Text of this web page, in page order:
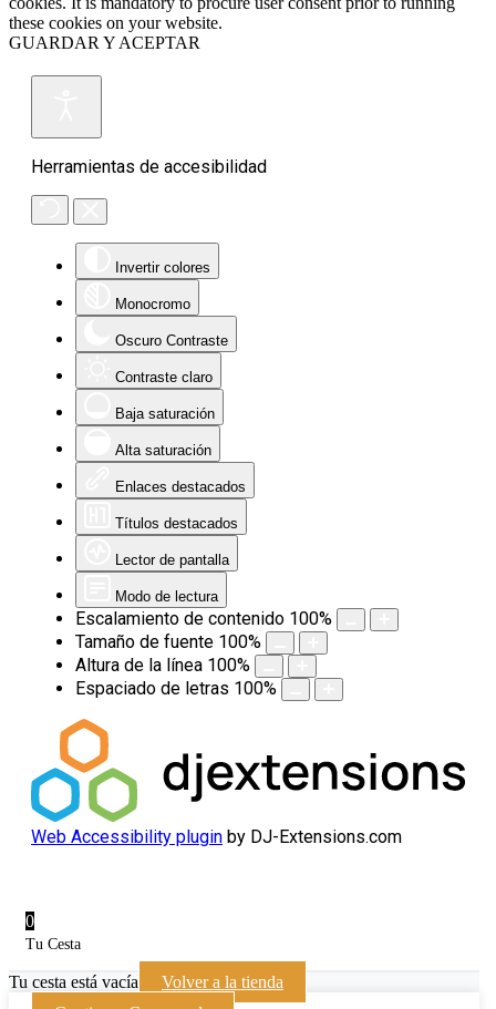
these cookies on your website.
GUARDAR Y ACEPTAR
Herramientas de accesibilidad
Invertir colores
Monocromo
Oscuro Contraste
Contraste claro
Baja saturación
Alta saturación
Enlaces destacados
Títulos destacados
Lector de pantalla
Modo de lectura
Escalamiento de contenido 100%
Tamaño de fuente 100%
Altura de la línea 100%
Espaciado de letras 100%
Web Accessibility plugin by DJ-Extensions.com
0
Tu Cesta
Tu cesta está vacía
Volver a la tienda